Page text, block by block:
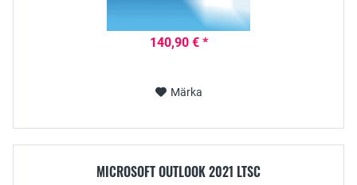
140,90 € *
Märka
MICROSOFT OUTLOOK 2021 LTSC